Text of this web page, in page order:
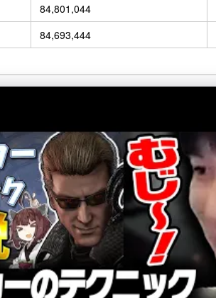
84,801,044
84,693,444